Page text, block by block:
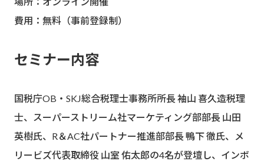
費用：無料（事前登録制）
セミナー内容
国税庁OB・SKJ総合税理士事務所所長 袖山 喜久造税理
士、スーパーストリーム社マーケティング部部長 山田
英樹氏、R＆AC社パートナー推進部部長 鴨下 徹氏、メ
リービズ代表取締役 山室 佑太郎の4名が登壇し、インボ